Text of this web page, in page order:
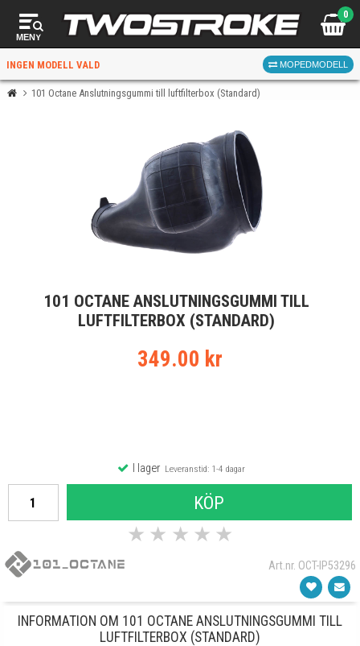
MENY
0
INGEN MODELL VALD MOPEDMODELL
FÖR RÄTT DELAR
När du valt kommer butiken visa delar för vald moped
och universella produkter.
101 Octane Anslutningsgummi till luftfilterbox (Standard)
101 OCTANE ANSLUTNINGSGUMMI TILL
LUFTFILTERBOX (STANDARD)
349.00 kr
I lagerLeveranstid: 1-4 dagar
KÖP
★ ★ ★ ★ ★
Art.nr. OCT-IP53296
INFORMATION OM 101 OCTANE ANSLUTNINGSGUMMI TILL
LUFTFILTERBOX (STANDARD)